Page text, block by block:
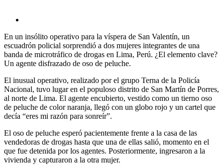
En un insólito operativo para la víspera de San Valentín, un
escuadrón policial sorprendió a dos mujeres integrantes de una
banda de microtráfico de drogas en Lima, Perú. ¿El elemento clave?
Un agente disfrazado de oso de peluche.
El inusual operativo, realizado por el grupo Terna de la Policía
Nacional, tuvo lugar en el populoso distrito de San Martín de Porres,
al norte de Lima. El agente encubierto, vestido como un tierno oso
de peluche de color naranja, llegó con un globo rojo y un cartel que
decía “eres mi razón para sonreír”.
El oso de peluche esperó pacientemente frente a la casa de las
vendedoras de drogas hasta que una de ellas salió, momento en el
que fue detenida por los agentes. Posteriormente, ingresaron a la
vivienda y capturaron a la otra mujer.